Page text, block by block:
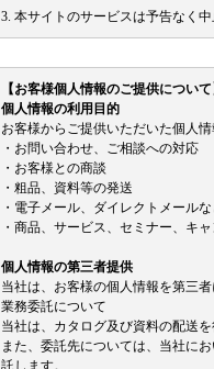
3. 本サイトのサービスは予告なく
【お客様個人情報のご提供について
個人情報の利用目的
お客様からご提供いただいた個人
・お問い合わせ、ご相談への対応
・お客様との商談
・粗品、資料等の発送
・電子メール、ダイレクトメール
・商品、サービス、セミナー、キ
個人情報の第三者提供
当社は、お客様の個人情報を第三
業務委託について
当社は、カタログ及び資料の配送
また、委託先については、当社に
託します。